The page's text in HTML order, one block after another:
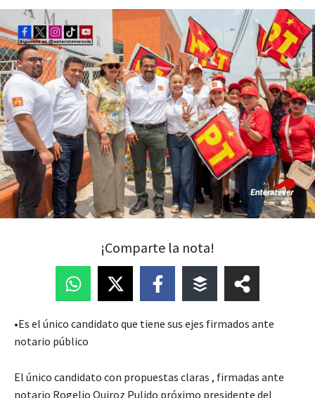
¡Comparte la nota!
•Es el único candidato que tiene sus ejes firmados ante
notario público
El único candidato con propuestas claras , firmadas ante
notario Rogelio Quiroz Pulido próximo presidente del